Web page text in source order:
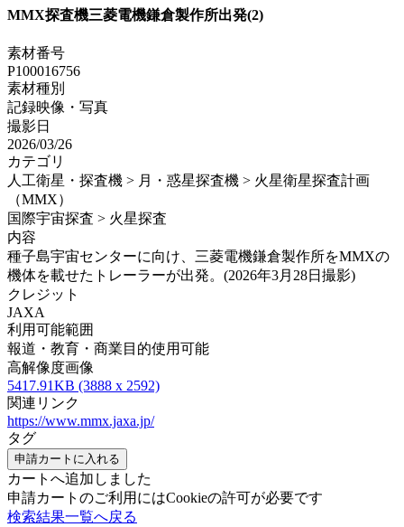
MMX探査機三菱電機鎌倉製作所出発(2)
素材番号
P100016756
素材種別
記録映像・写真
撮影日
2026/03/26
カテゴリ
人工衛星・探査機 > 月・惑星探査機 > 火星衛星探査計画
（MMX）
国際宇宙探査 > 火星探査
内容
種子島宇宙センターに向け、三菱電機鎌倉製作所をMMXの
機体を載せたトレーラーが出発。(2026年3月28日撮影)
クレジット
JAXA
利用可能範囲
報道・教育・商業目的使用可能
高解像度画像
5417.91KB (3888 x 2592)
関連リンク
https://www.mmx.jaxa.jp/
タグ
申請カートに入れる
カートへ追加しました
申請カートのご利用にはCookieの許可が必要です
検索結果一覧へ戻る